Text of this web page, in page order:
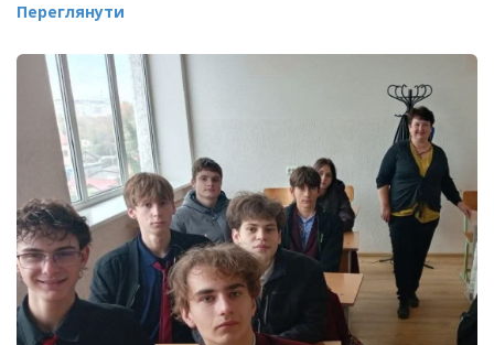
Переглянути